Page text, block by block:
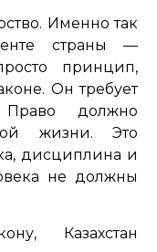
Именно так
страны —
принцип,
Он требует
Право должно
жизни. Это
дисциплина и
не должны
Казахстан